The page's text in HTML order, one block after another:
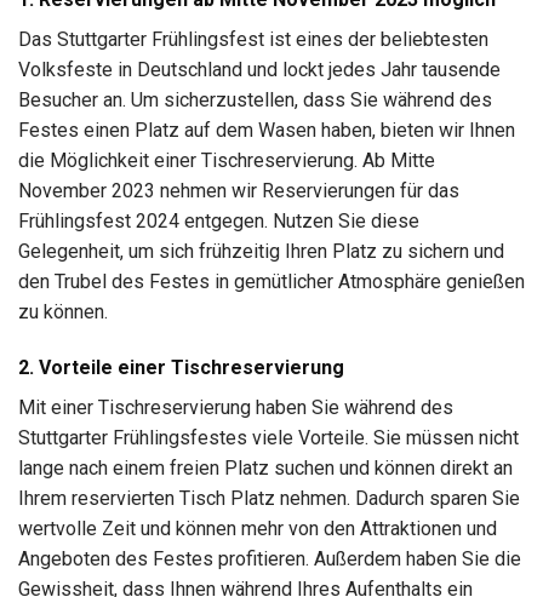
Das Stuttgarter Frühlingsfest ist eines der beliebtesten
Volksfeste in Deutschland und lockt jedes Jahr tausende
Besucher an. Um sicherzustellen, dass Sie während des
Festes einen Platz auf dem Wasen haben, bieten wir Ihnen
die Möglichkeit einer Tischreservierung. Ab Mitte
November 2023 nehmen wir Reservierungen für das
Frühlingsfest 2024 entgegen. Nutzen Sie diese
Gelegenheit, um sich frühzeitig Ihren Platz zu sichern und
den Trubel des Festes in gemütlicher Atmosphäre genießen
zu können.
2. Vorteile einer Tischreservierung
Mit einer Tischreservierung haben Sie während des
Stuttgarter Frühlingsfestes viele Vorteile. Sie müssen nicht
lange nach einem freien Platz suchen und können direkt an
Ihrem reservierten Tisch Platz nehmen. Dadurch sparen Sie
wertvolle Zeit und können mehr von den Attraktionen und
Angeboten des Festes profitieren. Außerdem haben Sie die
Gewissheit, dass Ihnen während Ihres Aufenthalts ein